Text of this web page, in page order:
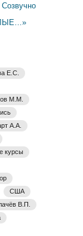
Е.С.
М.М.
А.А.
курсы
США
В.П.